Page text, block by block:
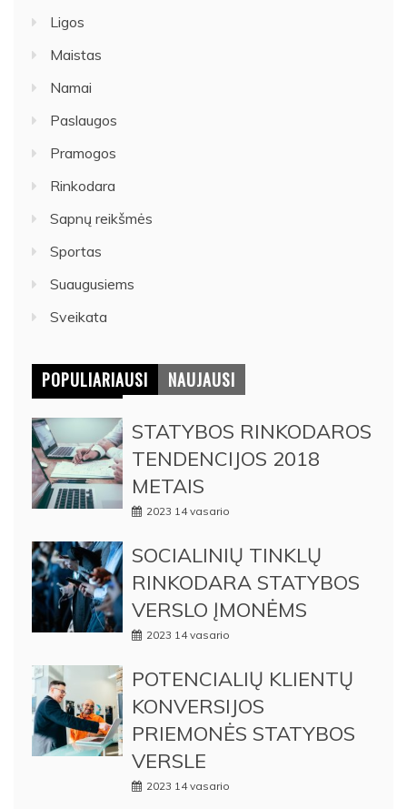
Ligos
Maistas
Namai
Paslaugos
Pramogos
Rinkodara
Sapnų reikšmės
Sportas
Suaugusiems
Sveikata
POPULIARIAUSI NAUJAUSI
STATYBOS RINKODAROS
TENDENCIJOS 2018
METAIS
2023 14 vasario
SOCIALINIŲ TINKLŲ
RINKODARA STATYBOS
VERSLO ĮMONĖMS
2023 14 vasario
POTENCIALIŲ KLIENTŲ
KONVERSIJOS
PRIEMONĖS STATYBOS
VERSLE
2023 14 vasario